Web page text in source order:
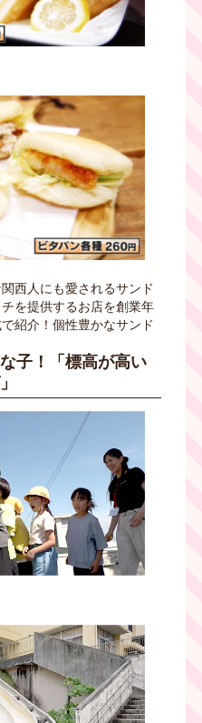
西人にも愛されるサンド
を提供するお店を創業年
紹介！個性豊かなサンド
子！「標高が高い